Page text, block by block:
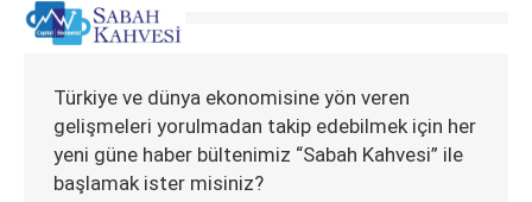
Türkiye ve dünya ekonomisine yön veren
gelişmeleri yorulmadan takip edebilmek için her
yeni güne haber bültenimiz “Sabah Kahvesi” ile
başlamak ister misiniz?